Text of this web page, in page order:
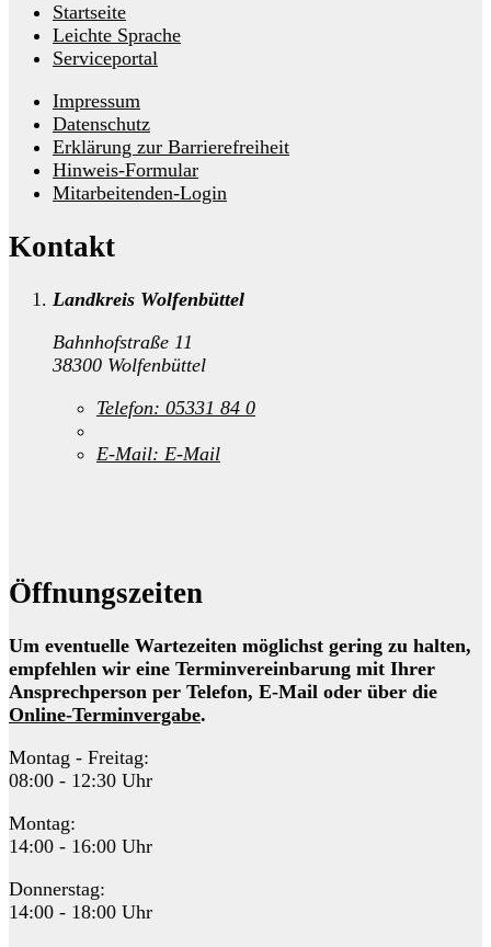
Startseite
Leichte Sprache
Serviceportal
Impressum
Datenschutz
Erklärung zur Barrierefreiheit
Hinweis-Formular
Mitarbeitenden-Login
Kontakt
Landkreis Wolfenbüttel
Bahnhofstraße 11
38300 Wolfenbüttel
Telefon: 05331 84 0
E-Mail: E-Mail
Öffnungszeiten
Um eventuelle Wartezeiten möglichst gering zu halten,
empfehlen wir eine Terminvereinbarung mit Ihrer
Ansprechperson per Telefon, E-Mail oder über die
Online-Terminvergabe.
Montag - Freitag:
08:00 - 12:30 Uhr
Montag:
14:00 - 16:00 Uhr
Donnerstag:
14:00 - 18:00 Uhr